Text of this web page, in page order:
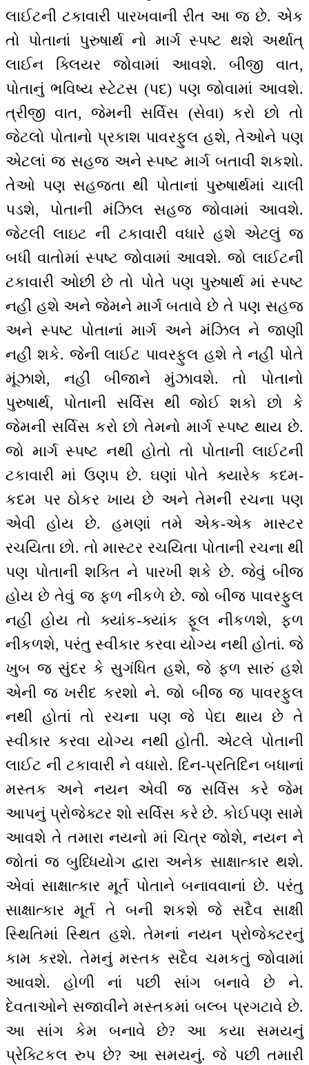
લાઈટની ટકાવારી પારખવાની રીત આ જ છે. એક
તો પોતાનાં પુરુષાર્થ નો માર્ગ સ્પષ્ટ થશે અર્થાત્
લાઈન ક્લિયર જોવામાં આવશે. બીજી વાત,
પોતાનું ભવિષ્ય સ્ટેટસ (પદ) પણ જોવામાં આવશે.
ત્રીજી વાત, જેમની સર્વિસ (સેવા) કરો છો તો
જેટલો પોતાનો પ્રકાશ પાવરફુલ હશે, તેઓને પણ
એટલાં જ સહજ અને સ્પષ્ટ માર્ગ બતાવી શકશો.
તેઓ પણ સહજતા થી પોતાનાં પુરુષાર્થમાં ચાલી
પડશે, પોતાની મંઝિલ સહજ જોવામાં આવશે.
જેટલી લાઇટ ની ટકાવારી વધારે હશે એટલું જ
બધી વાતોમાં સ્પષ્ટ જોવામાં આવશે. જો લાઈટની
ટકાવારી ઓછી છે તો પોતે પણ પુરુષાર્થ માં સ્પષ્ટ
નહીં હશે અને જેમને માર્ગ બતાવે છે તે પણ સહજ
અને સ્પષ્ટ પોતાનાં માર્ગ અને મંઝિલ ને જાણી
નહીં શકે. જેની લાઈટ પાવરફુલ હશે તે નહીં પોતે
મૂંઝાશે, નહીં બીજાને મુંઝાવશે. તો પોતાનો
પુરુષાર્થ, પોતાની સર્વિસ થી જોઈ શકો છો કે
જેમની સર્વિસ કરો છો તેમનો માર્ગ સ્પષ્ટ થાય છે.
જો માર્ગ સ્પષ્ટ નથી હોતો તો પોતાની લાઈટની
ટકાવારી માં ઉણપ છે. ઘણાં પોતે ક્યારેક કદમ-
કદમ પર ઠોકર ખાય છે અને તેમની રચના પણ
એવી હોય છે. હમણાં તમે એક-એક માસ્ટર
રચયિતા છો. તો માસ્ટર રચયિતા પોતાની રચના થી
પણ પોતાની શક્તિ ને પારખી શકે છે. જેવું બીજ
હોય છે તેવું જ ફળ નીકળે છે. જો બીજ પાવરફુલ
નહીં હોય તો ક્યાંક-ક્યાંક ફૂલ નીકળશે, ફળ
નીકળશે, પરંતુ સ્વીકાર કરવા યોગ્ય નથી હોતાં. જે
ખુબ જ સુંદર કે સુગંધિત હશે, જે ફળ સારું હશે
એની જ ખરીદ કરશો ને. જો બીજ જ પાવરફુલ
નથી હોતાં તો રચના પણ જે પેદા થાય છે તે
સ્વીકાર કરવા યોગ્ય નથી હોતી. એટલે પોતાની
લાઈટ ની ટકાવારી ને વધારો. દિન-પ્રતિદિન બધાનાં
મસ્તક અને નયન એવી જ સર્વિસ કરે જેમ
આપનું પ્રોજેક્ટર શો સર્વિસ કરે છે. કોઈપણ સામે
આવશે તે તમારા નયનો માં ચિત્ર જોશે, નયન ને
જોતાં જ બુધ્ધિયોગ દ્વારા અનેક સાક્ષાત્કાર થશે.
એવાં સાક્ષાત્કાર મૂર્ત પોતાને બનાવવાનાં છે. પરંતુ
સાક્ષાત્કાર મૂર્ત તે બની શકશે જે સદૈવ સાક્ષી
સ્થિતિમાં સ્થિત હશે. તેમનાં નયન પ્રોજેક્ટરનું
કામ કરશે. તેમનું મસ્તક સદૈવ ચમકતું જોવામાં
આવશે. હોળી નાં પછી સાંગ બનાવે છે ને.
દેવતાઓને સજાવીને મસ્તકમાં બલ્બ પ્રગટાવે છે.
આ સાંગ કેમ બનાવે છે? આ કયા સમયનું
પ્રેક્ટિકલ રુપ છે? આ સમયનું. જે પછી તમારી